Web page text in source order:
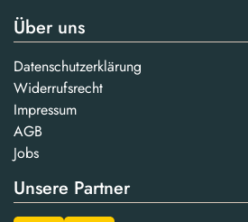
Über uns
Datenschutzerklärung
Widerrufsrecht
Impressum
AGB
Jobs
Unsere Partner